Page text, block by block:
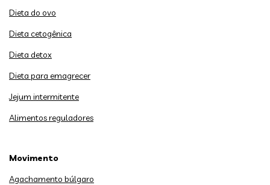
Dieta do ovo
Dieta cetogênica
Dieta detox
Dieta para emagrecer
Jejum intermitente
Alimentos reguladores
Movimento
Agachamento búlgaro